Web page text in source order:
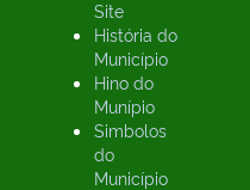
Site
História do
Município
Hino do
Munípio
Simbolos
do
Município